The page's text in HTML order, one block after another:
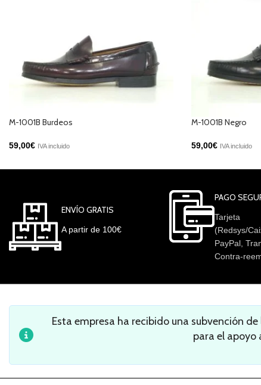
M-1001B Burdeos
59,00€ IVA incluido
M-1001B Negro
59,00€ IVA incluido
ENVÍO GRATIS
A partir de 100€
PAGO
Tarjeta
(Redsys/
PayPal,
Contra-
Esta empresa ha recibido una subvención
para el apoyo